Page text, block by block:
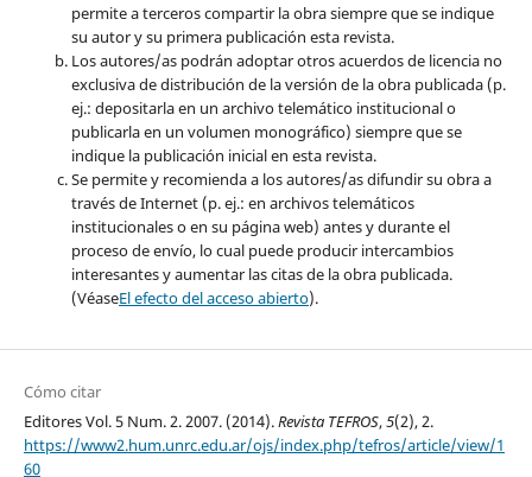
permite a terceros compartir la obra siempre que se indique
su autor y su primera publicación esta revista.
Los autores/as podrán adoptar otros acuerdos de licencia no
exclusiva de distribución de la versión de la obra publicada (p.
ej.: depositarla en un archivo telemático institucional o
publicarla en un volumen monográfico) siempre que se
indique la publicación inicial en esta revista.
Se permite y recomienda a los autores/as difundir su obra a
través de Internet (p. ej.: en archivos telemáticos
institucionales o en su página web) antes y durante el
proceso de envío, lo cual puede producir intercambios
interesantes y aumentar las citas de la obra publicada.
(VéaseEl efecto del acceso abierto).
Cómo citar
Editores Vol. 5 Num. 2. 2007. (2014).Revista TEFROS,5(2), 2.
https://www2.hum.unrc.edu.ar/ojs/index.php/tefros/article/view/1
60